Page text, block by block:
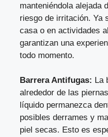
manteniéndola alejada
riesgo de irritación. Ya
casa o en actividades
garantizan una
todo momento.
Barrera Antifugas: La
alrededor de las
líquido permanezca
posibles derrames y
piel secas. Esto es